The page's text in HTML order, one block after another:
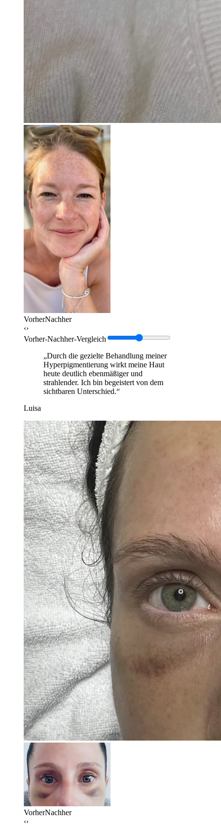
VorherNachher
‹›
Vorher-Nachher-Vergleich
„Durch die gezielte Behandlung meiner
Hyperpigmentierung wirkt meine Haut
heute deutlich ebenmäßiger und
strahlender. Ich bin begeistert von dem
sichtbaren Unterschied.“
Luisa
VorherNachher
‹›